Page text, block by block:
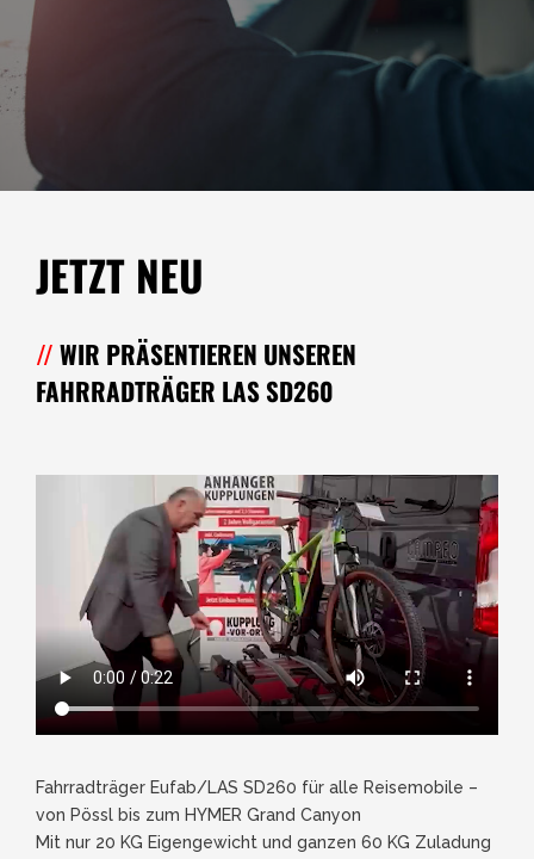
JETZT NEU
WIR PRÄSENTIEREN UNSEREN
FAHRRADTRÄGER LAS SD260
Fahrradträger Eufab/LAS SD260 für alle Reisemobile –
von Pössl bis zum HYMER Grand Canyon
Mit nur 20 KG Eigengewicht und ganzen 60 KG Zuladung